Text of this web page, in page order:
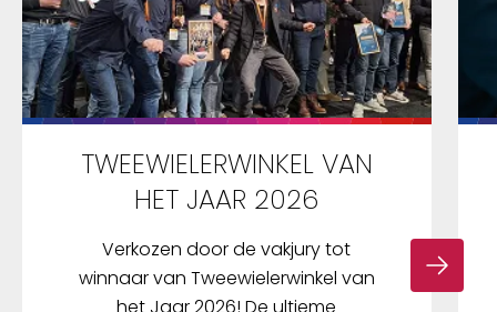
TWEEWIELERWINKEL VAN
HET JAAR 2026
Verkozen door de vakjury tot
winnaar van Tweewielerwinkel van
het Jaar 2026! De ultieme